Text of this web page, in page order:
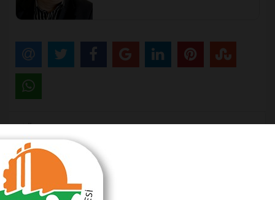
Önceki Haber
Muratpaşa, deneyimlerini paylaşıyor